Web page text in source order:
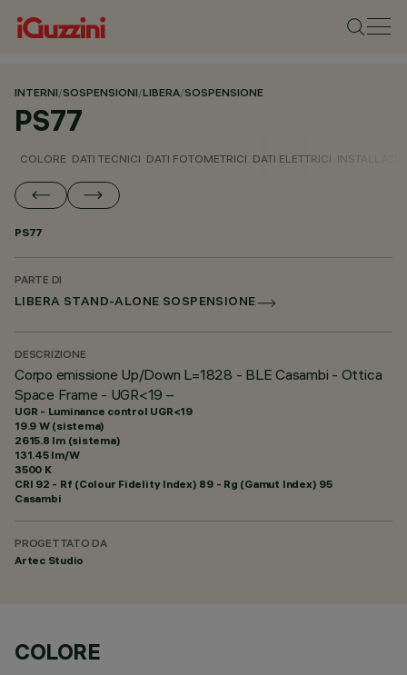
INTERNI/SOSPENSIONI/LIBERA/SOSPENSIONE
PS77
COLORE DATI TECNICI DATI FOTOMETRICI DATI ELETTRICI
PS77
PARTE DI
LIBERA STAND-ALONE SOSPENSIONE
DESCRIZIONE
Corpo emissione Up/Down L=1828 - BLE Casambi - Ottica
Space Frame - UGR<19 –
UGR - Luminance control UGR<19
19.9 W (sistema)
2615.8 lm (sistema)
131.45 lm/W
3500 K
CRI 92 - Rf (Colour Fidelity Index) 89 - Rg (Gamut Index) 95
Casambi
PROGETTATO DA
Artec Studio
COLORE